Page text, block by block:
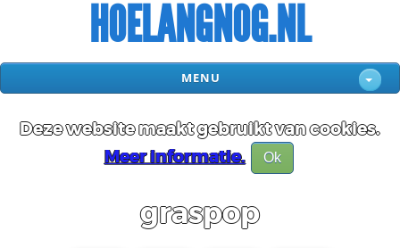
HOELANGNOG.NL
MENU
Deze website maakt gebruikt van cookies.
Meer informatie.
Ok
graspop